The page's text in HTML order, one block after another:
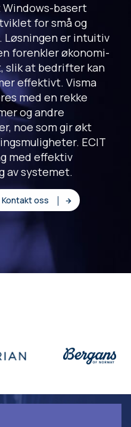
Windows-basert
for små og
er intuitiv
forenkler økonomi-
slik at bedrifter kan
effektivt. Visma
med en rekke
og andre
noe som gir økt
ECIT
med effektiv
av systemet.
Kontakt oss